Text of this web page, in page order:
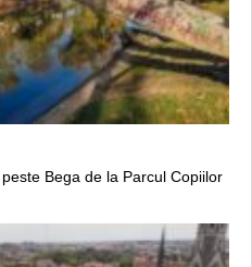
Bega de la Parcul Copiilor